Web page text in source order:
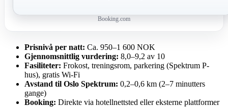
Booking.com
Prisnivå per natt: Ca. 950–1 600 NOK
Gjennomsnittlig vurdering: 8,0–9,2 av 10
Fasiliteter: Frokost, treningsrom, parkering (Spektrum P-
hus), gratis Wi‑Fi
Avstand til Oslo Spektrum: 0,2–0,6 km (2–7 minutters
gange)
Booking: Direkte via hotellnettsted eller eksterne plattformer